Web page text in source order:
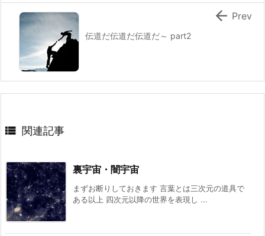
伝道だ伝道だ伝道だ～ part2
 Prev
 関連記事
裏宇宙・闇宇宙
まずお断りしておきます 言葉とは三次元の道具で
ある以上 四次元以降の世界を表現し ...